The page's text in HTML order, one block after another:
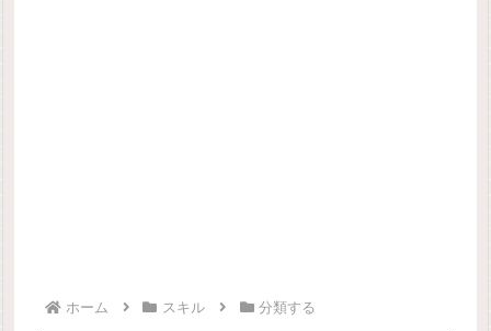
ホーム スキル 分類する